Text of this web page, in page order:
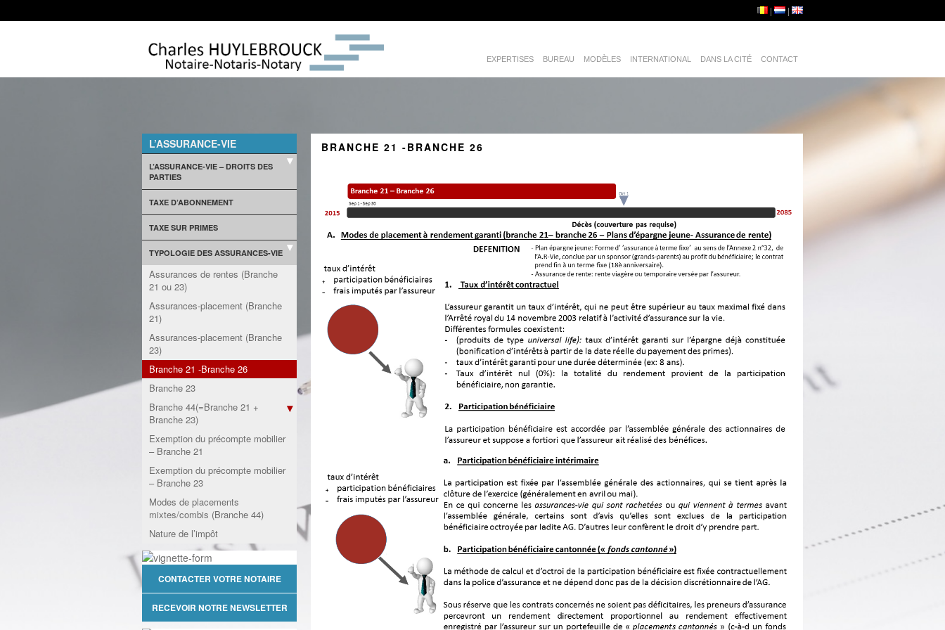
EXPERTISES BUREAU MODÈLES INTERNATIONAL DANS LA CITÉ CONTACT
BRANCHE 21 -BRANCHE 26
L’ASSURANCE-VIE
L’ASSURANCE-VIE – DROITS DES
PARTIES
TAXE D’ABONNEMENT
TAXE SUR PRIMES
TYPOLOGIE DES ASSURANCES-VIE
Assurances de rentes (Branche
21 ou 23)
Assurances-placement (Branche
21)
Assurances-placement (Branche
23)
Branche 21 -Branche 26
Branche 23
Branche 44(=Branche 21 +
Branche 23)
Exemption du précompte mobilier
– Branche 21
Exemption du précompte mobilier
– Branche 23
Modes de placements
mixtes/combis (Branche 44)
Nature de l’impôt
CONTACTER VOTRE NOTAIRE
RECEVOIR NOTRE NEWSLETTER